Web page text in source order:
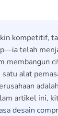
kompetitif,
telah
membangun
alat
artikel ini,
desain